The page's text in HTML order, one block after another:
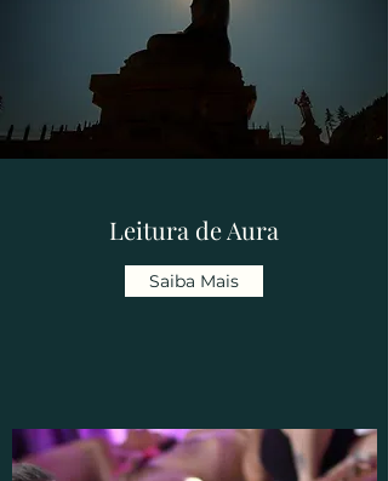
Leitura de Aura
Saiba Mais